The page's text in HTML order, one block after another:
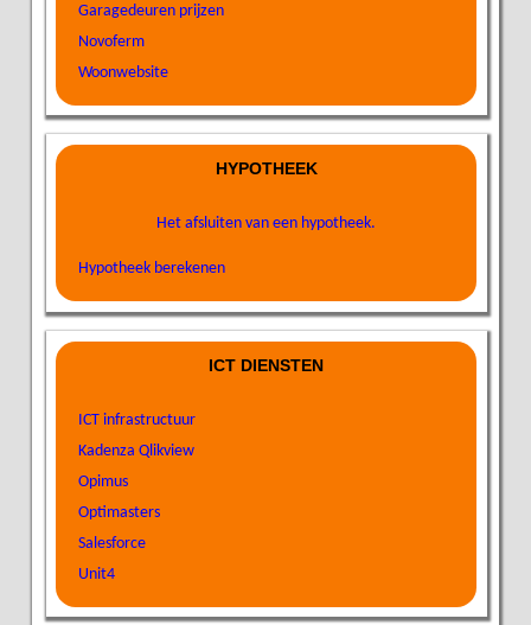
Garagedeuren prijzen
Novoferm
Woonwebsite
HYPOTHEEK
Het afsluiten van een hypotheek.
Hypotheek berekenen
ICT DIENSTEN
ICT infrastructuur
Kadenza Qlikview
Opimus
Optimasters
Salesforce
Unit4